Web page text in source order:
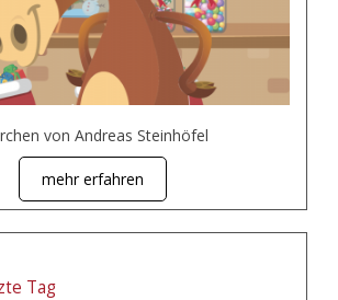
von Andreas Steinhöfel
mehr erfahren
Tag